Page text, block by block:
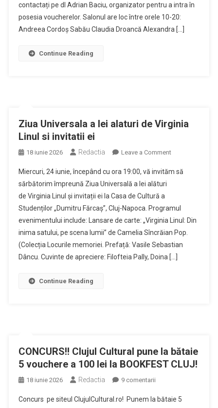
la
Salonul
de
contactați pe dl Adrian Baciu, organizator pentru a intra în
posesia voucherelor. Salonul are loc între orele 10-20:
Andreea Cordoș Sabău Claudia Droancă Alexandra […]
Continue Reading
Ziua Universala a Iei alaturi de Virginia
Linul si invitatii ei
18 iunie 2026 Redactia Leave a Commenton
Universala
alaturi
de
Virginia
Linul
si
Miercuri, 24 iunie, începând cu ora 19:00, vă invităm să
sărbătorim împreună Ziua Universală a Iei alături
de Virginia Linul și invitații ei la Casa de Cultură a
Studenților „Dumitru Fărcaș”, Cluj-Napoca. Programul
evenimentului include: Lansare de carte: „Virginia Linul: Din
inima satului, pe scena lumii” de Camelia Sîncrăian Pop.
(Colecția Locurile memoriei. Prefață: Vasile Sebastian
Dâncu. Cuvinte de apreciere: Filofteia Pally, Doina […]
Continue Reading
CONCURS!! Clujul Cultural pune la bătaie
5 vouchere a 100 lei la BOOKFEST CLUJ!
18 iunie 2026 Redactia 9 comentariila
Clujul
Concurs pe siteul ClujulCultural.ro! Punem la bătaie 5